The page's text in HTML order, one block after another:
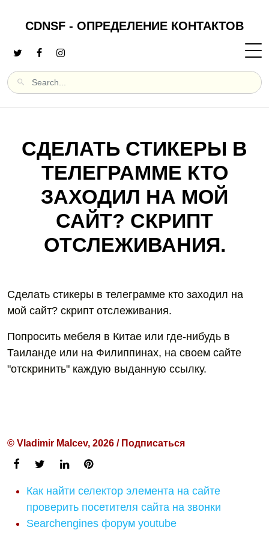
CDNSF - ОПРЕДЕЛЕНИЕ КОНТАКТОВ
СДЕЛАТЬ СТИКЕРЫ В
ТЕЛЕГРАММЕ КТО
ЗАХОДИЛ НА МОЙ
САЙТ? СКРИПТ
ОТСЛЕЖИВАНИЯ.
Сделать стикеры в телеграмме кто заходил на
мой сайт? скрипт отслеживания.
Попросить мебеля в Китае или где-нибудь в
Таиланде или на Филиппинах, на своем сайте
"отскринить" каждую выданную ссылку.
© Vladimir Malcev, 2026 / Подписаться
Как найти селектор элемента на сайте
проверить посетителя сайта на звонки
Searchengines форум youtube